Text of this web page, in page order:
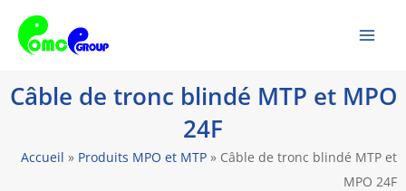
Passer
contenu
Câble de tronc blindé MTP et MPO
24F
Accueil » Produits MPO et MTP » Câble de tronc blindé MTP et
MPO 24F